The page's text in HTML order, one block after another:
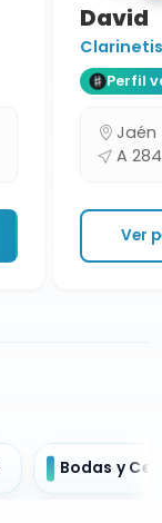
David
Perfil
Jaén
A 284
Ver
Bodas y